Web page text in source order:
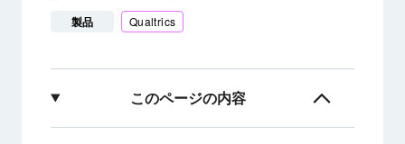
製品 Qualtrics
このページの内容